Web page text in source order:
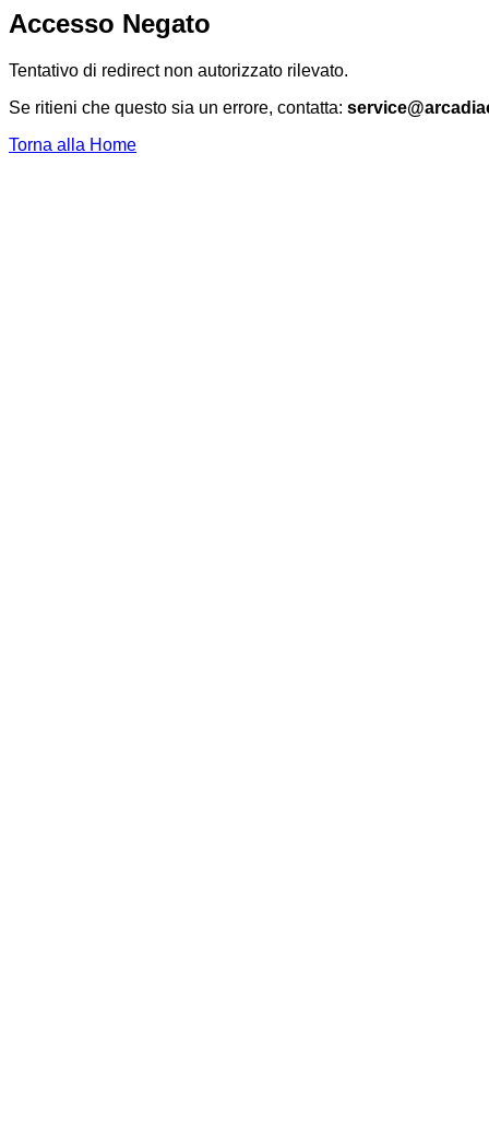
Accesso Negato
Tentativo di redirect non autorizzato rilevato.
Se ritieni che questo sia un errore, contatta:
Torna alla Home